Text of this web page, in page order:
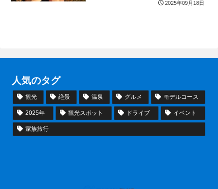
2025年09月18日
人気のタグ
観光 絶景 温泉 グルメ モデルコース
2025年 観光スポット ドライブ イベント
家族旅行